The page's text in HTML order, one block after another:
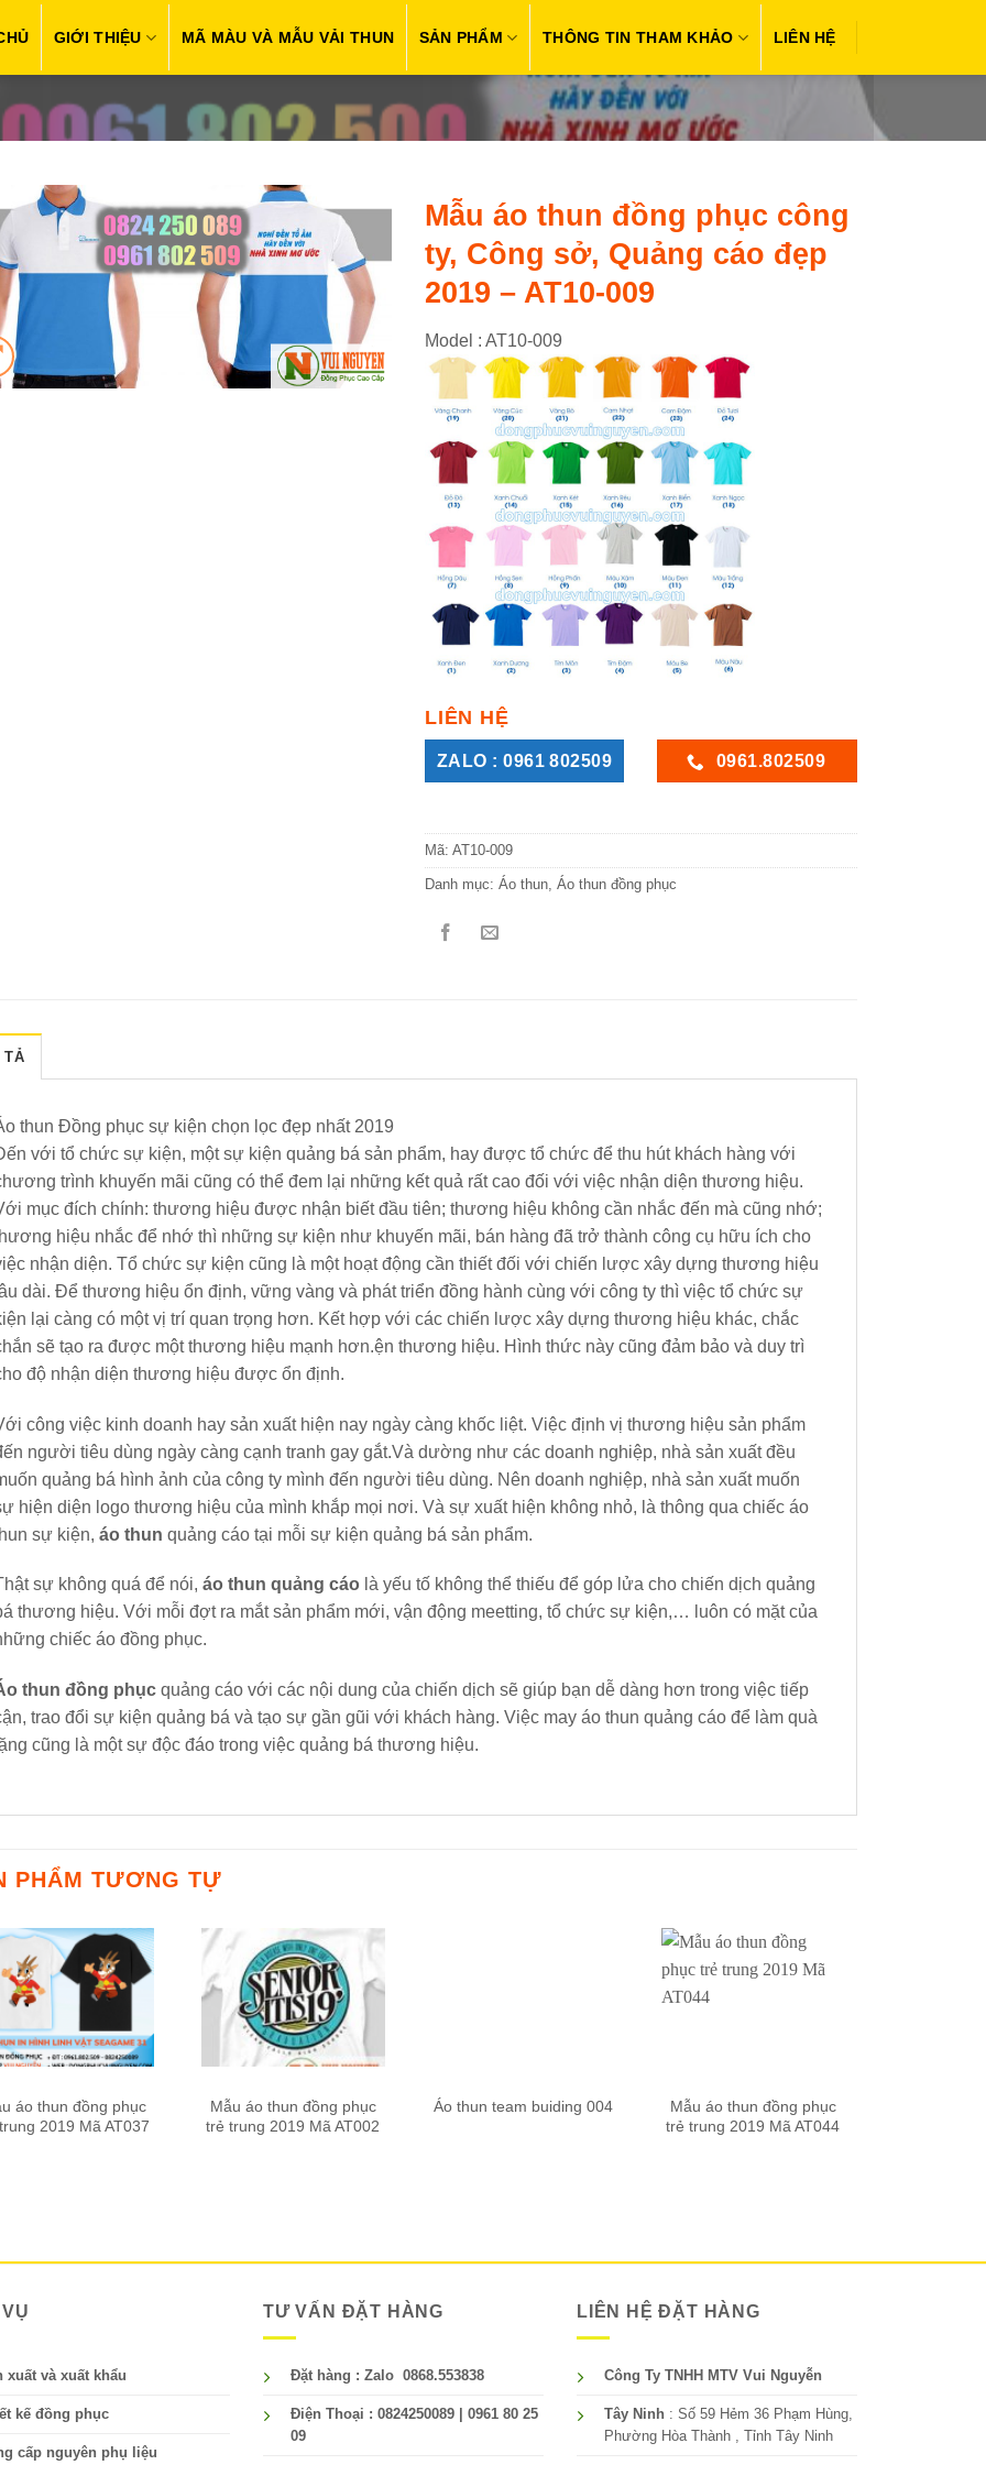
GIỚI THIỆU MÃ MÀU VÀ MẪU VẢI THUN SẢN PHẨM THÔNG TIN THAM KHẢO LIÊN HỆ
Mẫu áo thun đồng phục công
ty, Công sở, Quảng cáo đẹp
2019 – AT10-009
Model : AT10-009
LIÊN HỆ
ZALO : 0961 802509 0961.802509
Mã: AT10-009
Danh mục: Áo thun, Áo thun đồng phục
TẢ
thun Đồng phục sự kiện chọn lọc đẹp nhất 2019
với tổ chức sự kiện, một sự kiện quảng bá sản phẩm, hay được tổ chức để thu hút khách hàng với
trình khuyến mãi cũng có thể đem lại những kết quả rất cao đối với việc nhận diện thương hiệu.
mục đích chính: thương hiệu được nhận biết đầu tiên; thương hiệu không cần nhắc đến mà cũng nhớ;
hiệu nhắc để nhớ thì những sự kiện như khuyến mãi, bán hàng đã trở thành công cụ hữu ích cho
nhận diện. Tổ chức sự kiện cũng là một hoạt động cần thiết đối với chiến lược xây dựng thương hiệu
dài. Để thương hiệu ổn định, vững vàng và phát triển đồng hành cùng với công ty thì việc tổ chức sự
lại càng có một vị trí quan trọng hơn. Kết hợp với các chiến lược xây dựng thương hiệu khác, chắc
sẽ tạo ra được một thương hiệu mạnh hơn.ện thương hiệu. Hình thức này cũng đảm bảo và duy trì
độ nhận diện thương hiệu được ổn định.
công việc kinh doanh hay sản xuất hiện nay ngày càng khốc liệt. Việc định vị thương hiệu sản phẩm
người tiêu dùng ngày càng cạnh tranh gay gắt.Và dường như các doanh nghiệp, nhà sản xuất đều
quảng bá hình ảnh của công ty mình đến người tiêu dùng. Nên doanh nghiệp, nhà sản xuất muốn
hiện diện logo thương hiệu của mình khắp mọi nơi. Và sự xuất hiện không nhỏ, là thông qua chiếc áo
sự kiện, áo thun quảng cáo tại mỗi sự kiện quảng bá sản phẩm.
sự không quá để nói, áo thun quảng cáo là yếu tố không thể thiếu để góp lửa cho chiến dịch quảng
thương hiệu. Với mỗi đợt ra mắt sản phẩm mới, vận động meetting, tổ chức sự kiện,… luôn có mặt của
chiếc áo đồng phục.
thun đồng phụcquảng cáo với các nội dung của chiến dịch sẽ giúp bạn dễ dàng hơn trong việc tiếp
trao đổi sự kiện quảng bá và tạo sự gần gũi với khách hàng. Việc may áo thun quảng cáo để làm quà
cũng là một sự độc đáo trong việc quảng bá thương hiệu.
PHẨM TƯƠNG TỰ
áo thun đồng phục
2019 Mã AT037
Mẫu áo thun đồng phục
trẻ trung 2019 Mã AT002
Áo thun team buiding 004
Mẫu áo thun đồng phục
trẻ trung 2019 Mã AT044
xuất và xuất khẩu
kế đồng phục
cấp nguyên phụ liệu
TƯ VẤN ĐẶT HÀNG
Đặt hàng : Zalo 0868.553838
Điện Thoại : 0824250089 | 0961 80 25
09
LIÊN HỆ ĐẶT HÀNG
Công Ty TNHH MTV Vui Nguyễn
Tây Ninh : Số 59 Hẻm 36 Phạm Hùng,
Phường Hòa Thành , Tỉnh Tây Ninh